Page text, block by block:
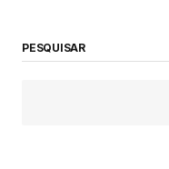
PESQUISAR